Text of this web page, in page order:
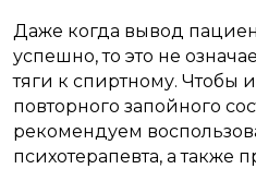
Даже когда вывод
успешно, то это не
тяги к спиртному. Чтобы
повторного запойного
рекомендуем
психотерапевта, а также